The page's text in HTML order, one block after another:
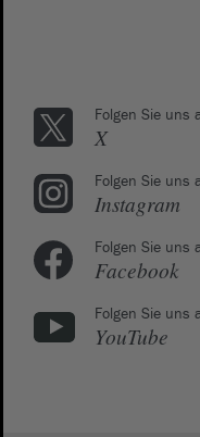
Folgen Sie uns
X
Folgen Sie uns
Instagram
Folgen Sie uns
Facebook
Folgen Sie uns
YouTube